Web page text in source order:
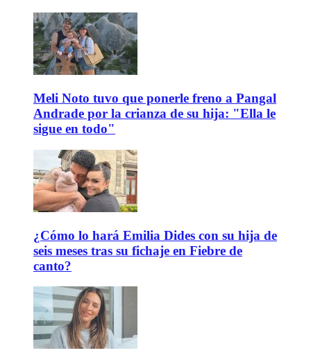
Meli Noto tuvo que ponerle freno a Pangal
Andrade por la crianza de su hija: "Ella le
sigue en todo"
¿Cómo lo hará Emilia Dides con su hija de
seis meses tras su fichaje en Fiebre de
canto?